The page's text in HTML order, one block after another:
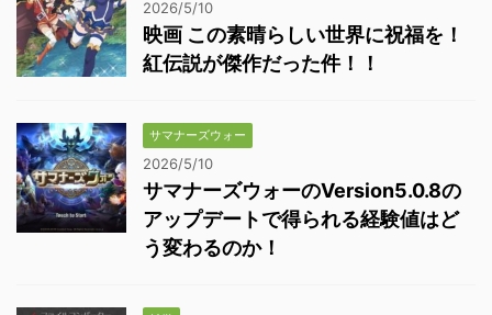
2026/5/10
映画 この素晴らしい世界に祝福を！
紅伝説が傑作だった件！！
サマナーズウォー
2026/5/10
サマナーズウォーのVersion5.0.8の
アップデートで得られる経験値はど
う変わるのか！